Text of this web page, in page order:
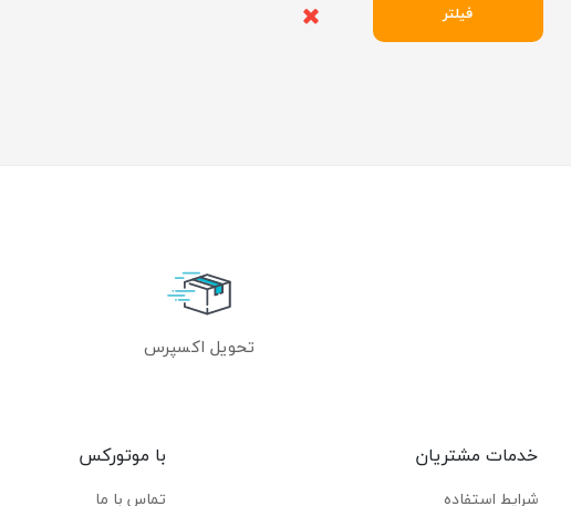
فیلتر
تحویل اکسپرس
خدمات مشتریان
شرایط استفاده
با موتورکس
تماس با ما